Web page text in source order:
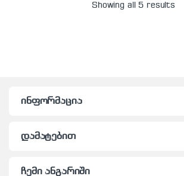
Showing all 5 results
ინფორმაცია
დამატებით
ჩემი ანგარიში